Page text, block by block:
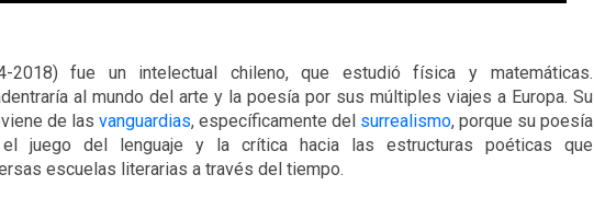
2018) fue un intelectual chileno, que estudió física y matemáticas.
al mundo del arte y la poesía por sus múltiples viajes a Europa. Su
de las vanguardias, específicamente del surrealismo, porque su poesía
juego del lenguaje y la crítica hacia las estructuras poéticas que
escuelas literarias a través del tiempo.